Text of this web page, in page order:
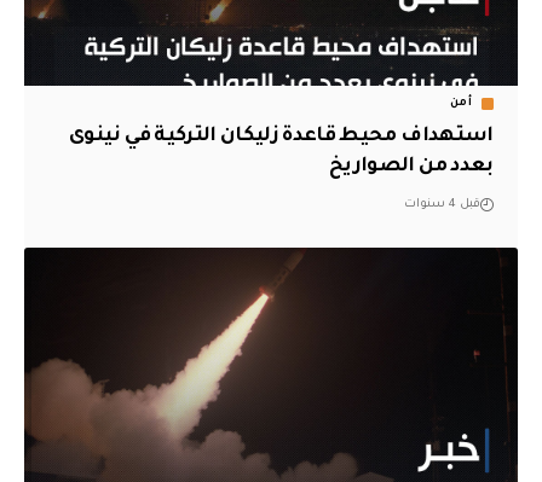
أمن
استهداف محيط قاعدة زليكان التركية في نينوى
بعدد من الصواريخ
قبل 4 سنوات